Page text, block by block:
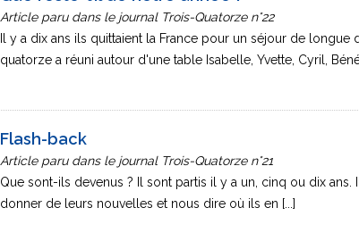
Article paru dans le journal Trois-Quatorze n°22
Il y a dix ans ils quittaient la France pour un séjour de longue
quatorze a réuni autour d'une table Isabelle, Yvette, Cyril,
Flash-back
Article paru dans le journal Trois-Quatorze n°21
Que sont-ils devenus ? Il sont partis il y a un, cinq ou dix ans.
donner de leurs nouvelles et nous dire où ils en [...]